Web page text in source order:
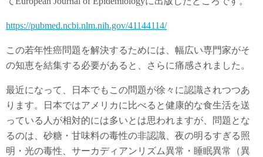
https://pubmed.ncbi.nlm.nih.gov/41144114/
この若年性癌問題を解決するためには、幅広い専門家がそ
の知恵を結集する必要があると、さらに痛感されました。
最近になって、日本でもこの問題が徐々に認識されつつあ
ります。日本ではアメリカに比べると健康的な食生活を送
っている人が相対的には多いとは思われますが、問題とな
るのは、砂糖・甘味料の毒性の非認識、夜の明るすぎる照
明・光の毒性、サーカディアンリズム異常・睡眠異常（異